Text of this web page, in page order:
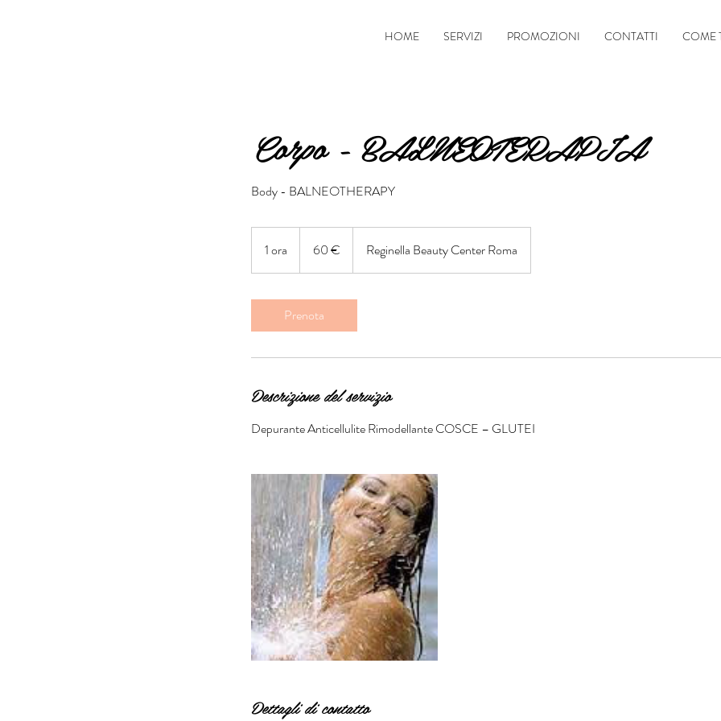
HOME SERVIZI PROMOZIONI CONTATTI COME
Corpo - BALNEOTERAPIA
Body - BALNEOTHERAPY
1 ora
o
60 € Reginella Beauty Center Roma
Prenota
Descrizione del servizio
Depurante Anticellulite Rimodellante COSCE – GLUTEI
Dettagli di contatto